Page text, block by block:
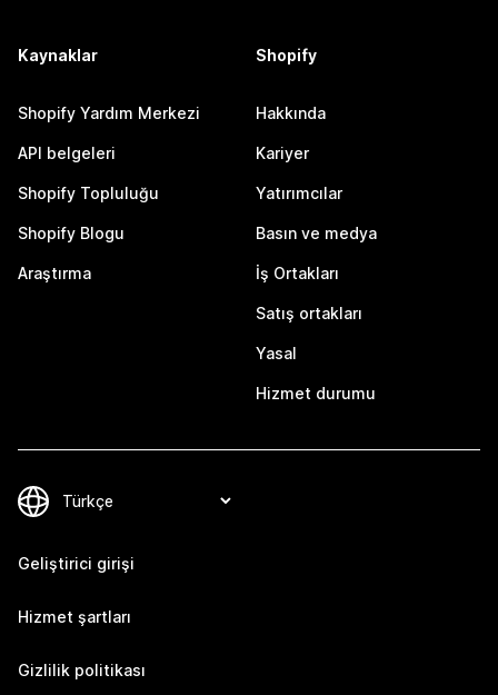
Kaynaklar
Shopify Yardım Merkezi
API belgeleri
Shopify Topluluğu
Shopify Blogu
Araştırma
Shopify
Hakkında
Kariyer
Yatırımcılar
Basın ve medya
İş Ortakları
Satış ortakları
Yasal
Hizmet durumu
Geliştirici girişi
Hizmet şartları
Gizlilik politikası